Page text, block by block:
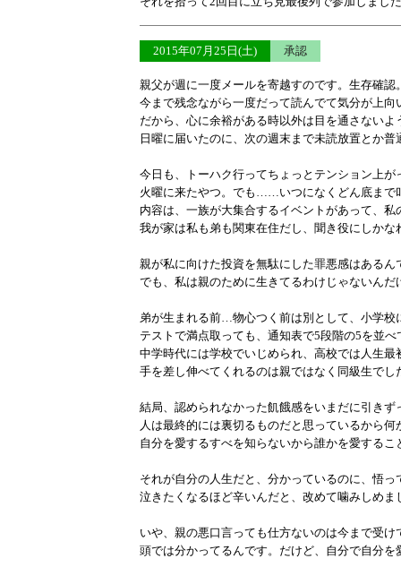
2015年07月25日(土) 承認
親父が週に一度メールを寄越すのです。生存確認
今まで残念ながら一度だって読んでて気分が上向
だから、心に余裕がある時以外は目を通さないよ
日曜に届いたのに、次の週末まで未読放置とか普
今日も、トーハク行ってちょっとテンション上が
火曜に来たやつ。でも……いつになくどん底まで
内容は、一族が大集合するイベントがあって、
我が家は私も弟も関東在住だし、聞き役にしか
親が私に向けた投資を無駄にした罪悪感はあるん
でも、私は親のために生きてるわけじゃないんだ
弟が生まれる前…物心つく前は別として、小学校
テストで満点取っても、通知表で5段階の5を並
中学時代には学校でいじめられ、高校では人生最
手を差し伸べてくれるのは親ではなく同級生でし
結局、認められなかった飢餓感をいまだに引きず
人は最終的には裏切るものだと思っているから何
自分を愛するすべを知らないから誰かを愛する
それが自分の人生だと、分かっているのに、悟
泣きたくなるほど辛いんだと、改めて噛みしめま
いや、親の悪口言っても仕方ないのは今まで受け
頭では分かってるんです。だけど、自分で自分